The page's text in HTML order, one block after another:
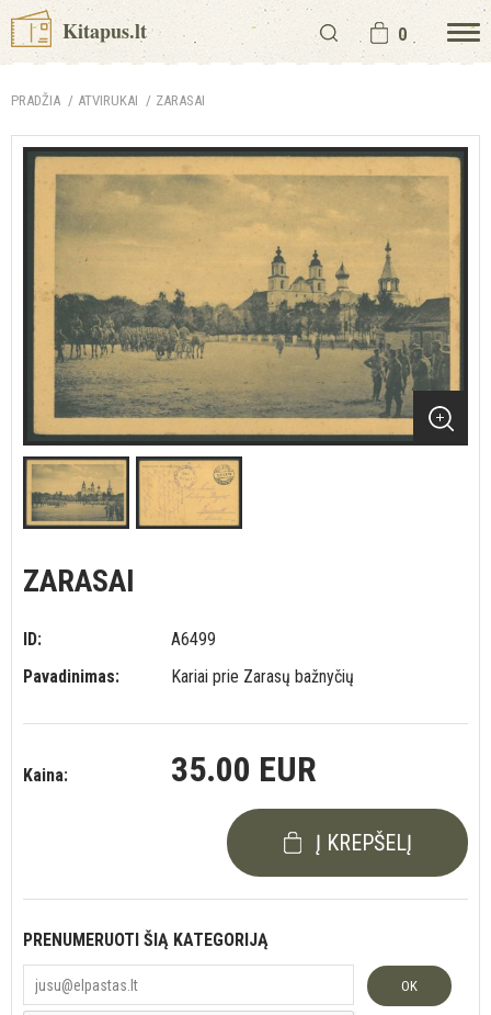
Kitapus.lt 0
PRADŽIA ATVIRUKAI ZARASAI
ZARASAI
ID:
A6499
Pavadinimas:
Kariai prie Zarasų bažnyčių
Kaina: 35.00 EUR
Į KREPŠELĮ
PRENUMERUOTI ŠIĄ KATEGORIJĄ
OK